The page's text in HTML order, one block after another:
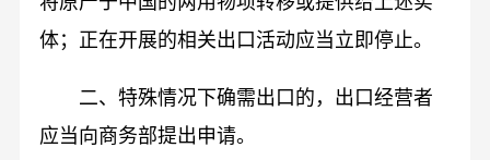
体；正在开展的相关出口活动应当立即停止。
二、特殊情况下确需出口的，出口经营者
应当向商务部提出申请。